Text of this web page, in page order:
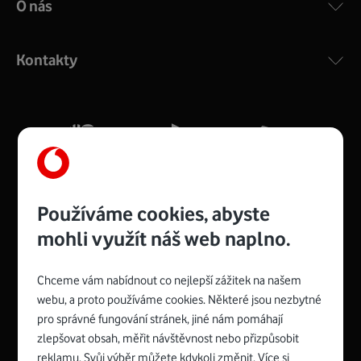
COMPAL CH7465VF
silný signál pro celou domácnost. Kompaktní rozměry 21
Více o COMPAL CH7465VF
Zyxel VMG8623-T50B:
Rozměry modemu jsou 16 x 22 x 7,5 cm (včetně stojánku)
Spojte se s Vodafonem
O nás
Kontakty
Používáme cookies, abyste
mohli využít náš web naplno.
Chceme vám nabídnout co nejlepší zážitek na našem
webu, a proto používáme cookies. Některé jsou nezbytné
pro správné fungování stránek, jiné nám pomáhají
zlepšovat obsah, měřit návštěvnost nebo přizpůsobit
reklamu. Svůj výběr můžete kdykoli změnit. Více si